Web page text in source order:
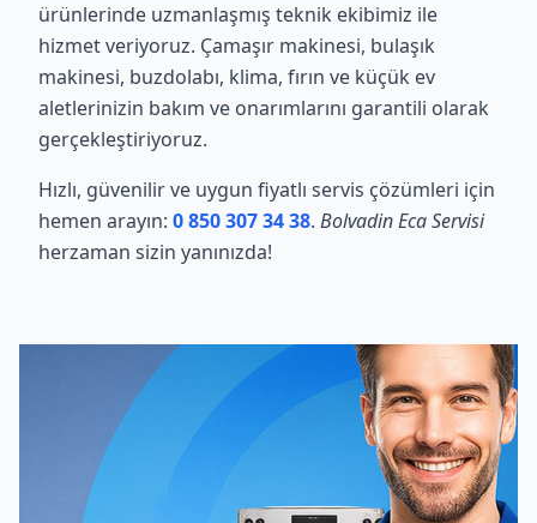
ürünlerinde uzmanlaşmış teknik ekibimiz ile
hizmet veriyoruz. Çamaşır makinesi, bulaşık
makinesi, buzdolabı, klima, fırın ve küçük ev
aletlerinizin bakım ve onarımlarını garantili olarak
gerçekleştiriyoruz.
Hızlı, güvenilir ve uygun fiyatlı servis çözümleri için
hemen arayın: 0 850 307 34 38. Bolvadin Eca Servisi
herzaman sizin yanınızda!